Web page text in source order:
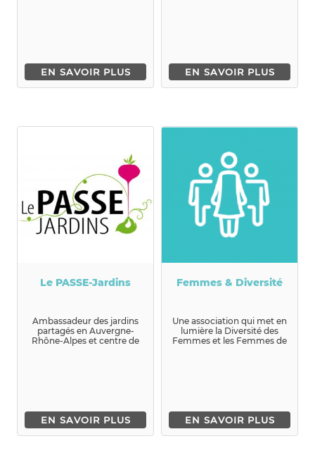
EN SAVOIR PLUS EN SAVOIR PLUS
Le PASSE-Jardins
Ambassadeur des jardins
partagés en Auvergne-
Rhône-Alpes et centre de
EN SAVOIR PLUS
Femmes & Diversité
Une association qui met en
lumière la Diversité des
Femmes et les Femmes de
EN SAVOIR PLUS